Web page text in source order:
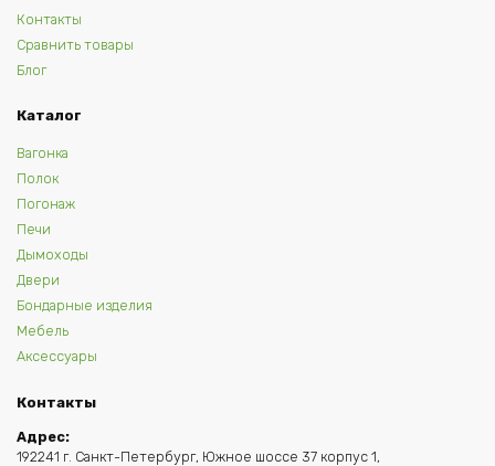
Контакты
Сравнить товары
Блог
Каталог
Вагонка
Полок
Погонаж
Печи
Дымоходы
Двери
Бондарные изделия
Мебель
Аксессуары
Контакты
Адрес:
192241 г. Санкт-Петербург, Южное шоссе 37 корпус 1,